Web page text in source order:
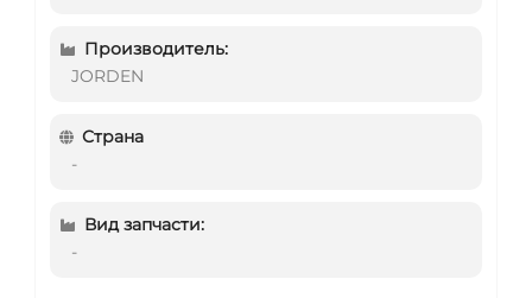
Производитель:
JORDEN
Страна
-
Вид запчасти:
-